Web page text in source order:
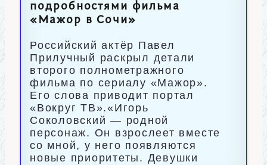
подробностями фильма
«Мажор в Сочи»
Российский актёр Павел
Прилучный раскрыл детали
второго полнометражного
фильма по сериалу «Мажор».
Его слова приводит портал
«Вокруг ТВ».«Игорь
Соколовский — родной
персонаж. Он взрослеет вместе
со мной, у него появляются
новые приоритеты. Девушки